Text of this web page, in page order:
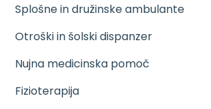
Splošne in družinske ambulante
Otroški in šolski dispanzer
Nujna medicinska pomoč
Fizioterapija